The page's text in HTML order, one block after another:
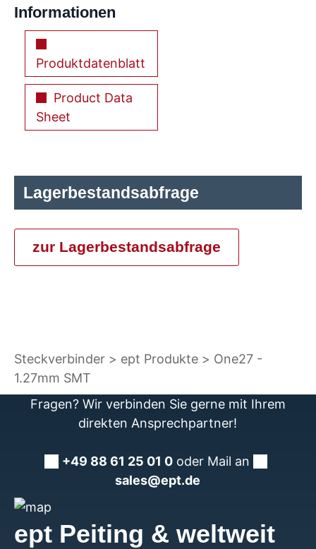
Informationen
Produktdatenblatt
Product Data
Sheet
Lagerbestandsabfrage
zur Lagerbestandsabfrage
Steckverbinder ept Produkte
One27 -
1.27mm SMT
Fragen? Wir verbinden Sie gerne mit Ihrem
direkten Ansprechpartner!
+49 88 61 25 01 0 oder Mail an
sales@ept.de
ept Peiting & weltweit